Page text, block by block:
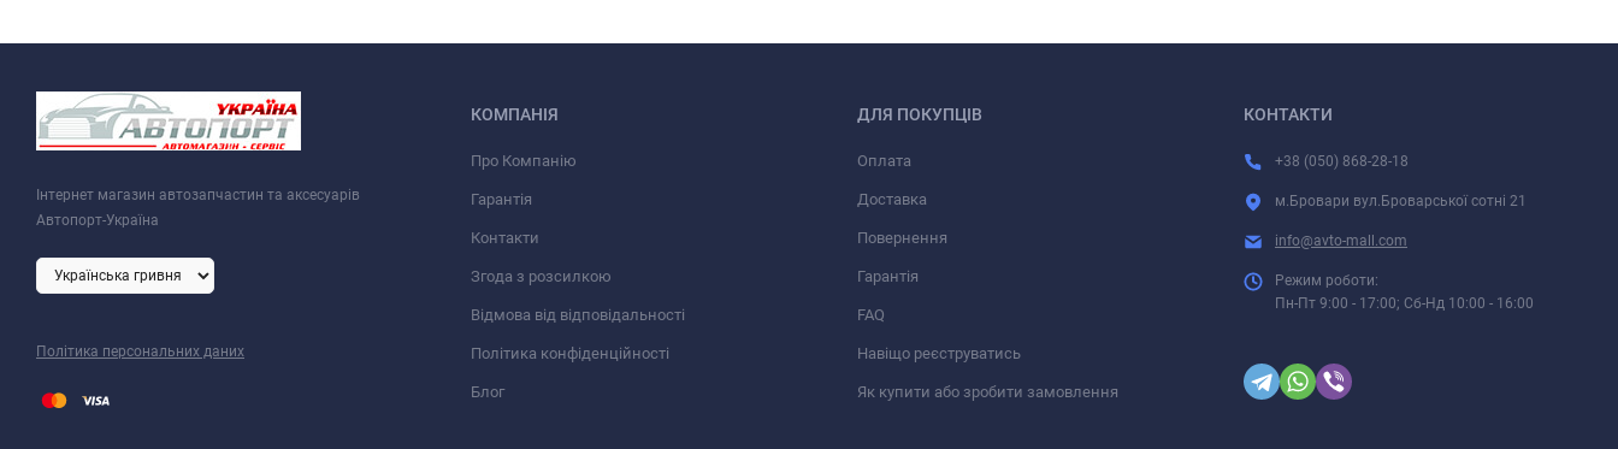
Інтернет магазин автозапчастин та аксесуарів
Автопорт-Україна
Політика персональних даних
КОМПАНІЯ
Про Компанію
Гарантія
Контакти
Згода з розсилкою
Відмова від відповідальності
Політика конфіденційності
Блог
ДЛЯ ПОКУПЦІВ
Оплата
Доставка
Повернення
Гарантія
FAQ
Навіщо реєструватись
Як купити або зробити замовлення
КОНТАКТИ
+38 (050) 868-28-18
м.Бровари вул.Броварської сотні 21
info@avto-mall.com
Режим роботи:
Пн-Пт 9:00 - 17:00; Сб-Нд 10:00 - 16:00